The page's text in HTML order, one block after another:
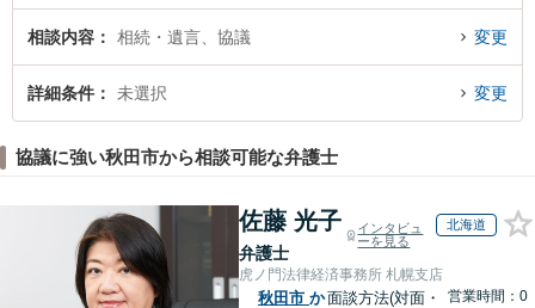
議を法律相談できる秋田市内の弁護士に相談予約したい』などでお困りの相談
者さんにおすすめです。
相談内容 相続・遺言、協議 変更
詳細条件 未選択 変更
協議に強い秋田市から相談可能な弁護士
佐藤 光子
弁護士
インタビュ
ーを見る
北海道
虎ノ門法律経済事務所 札幌支店
秋田市 か面談方法(対面・
営業時間：0